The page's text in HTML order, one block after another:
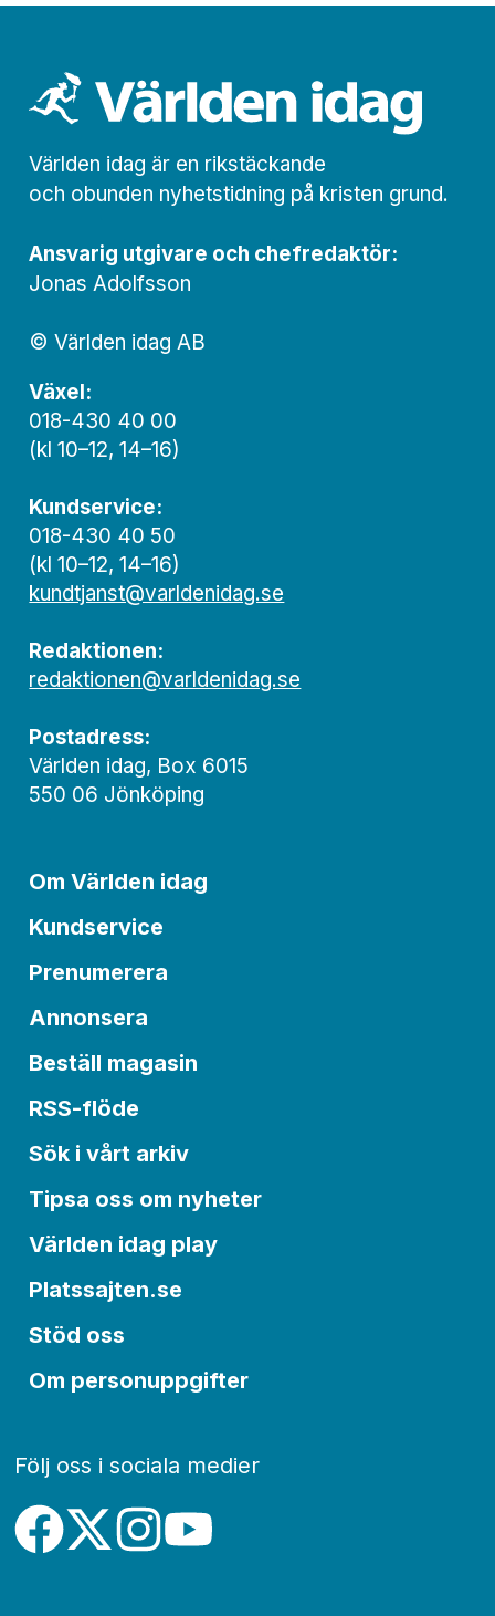
Världen idag är en rikstäckande
och obunden nyhets­­­tidning på kristen grund.
Ansvarig utgivare och chef­redaktör:
Jonas Adolfsson
© Världen idag AB
Växel:
018-430 40 00
(kl 10–12, 14–16)
Kundservice:
018-430 40 50
(kl 10–12, 14–16)
kundtjanst@varldenidag.se
Redaktionen:
redaktionen@varldenidag.se
Postadress:
Världen idag, Box 6015
550 06 Jönköping
Om Världen idag
Kundservice
Prenumerera
Annonsera
Beställ magasin
RSS-flöde
Sök i vårt arkiv
Tipsa oss om nyheter
Världen idag play
Platssajten.se
Stöd oss
Om personuppgifter
Följ oss i sociala medier